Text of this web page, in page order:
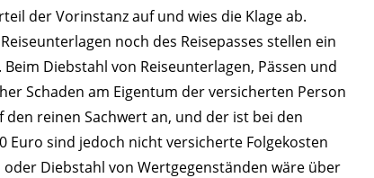
der Vorinstanz auf und wies die Klage ab.
noch des Reisepasses stellen ein
Diebstahl von Reiseunterlagen, Pässen und
Schaden am Eigentum der versicherten Person
reinen Sachwert an, und der ist bei den
Euro sind jedoch nicht versicherte Folgekosten
oder Diebstahl von Wertgegenständen wäre über